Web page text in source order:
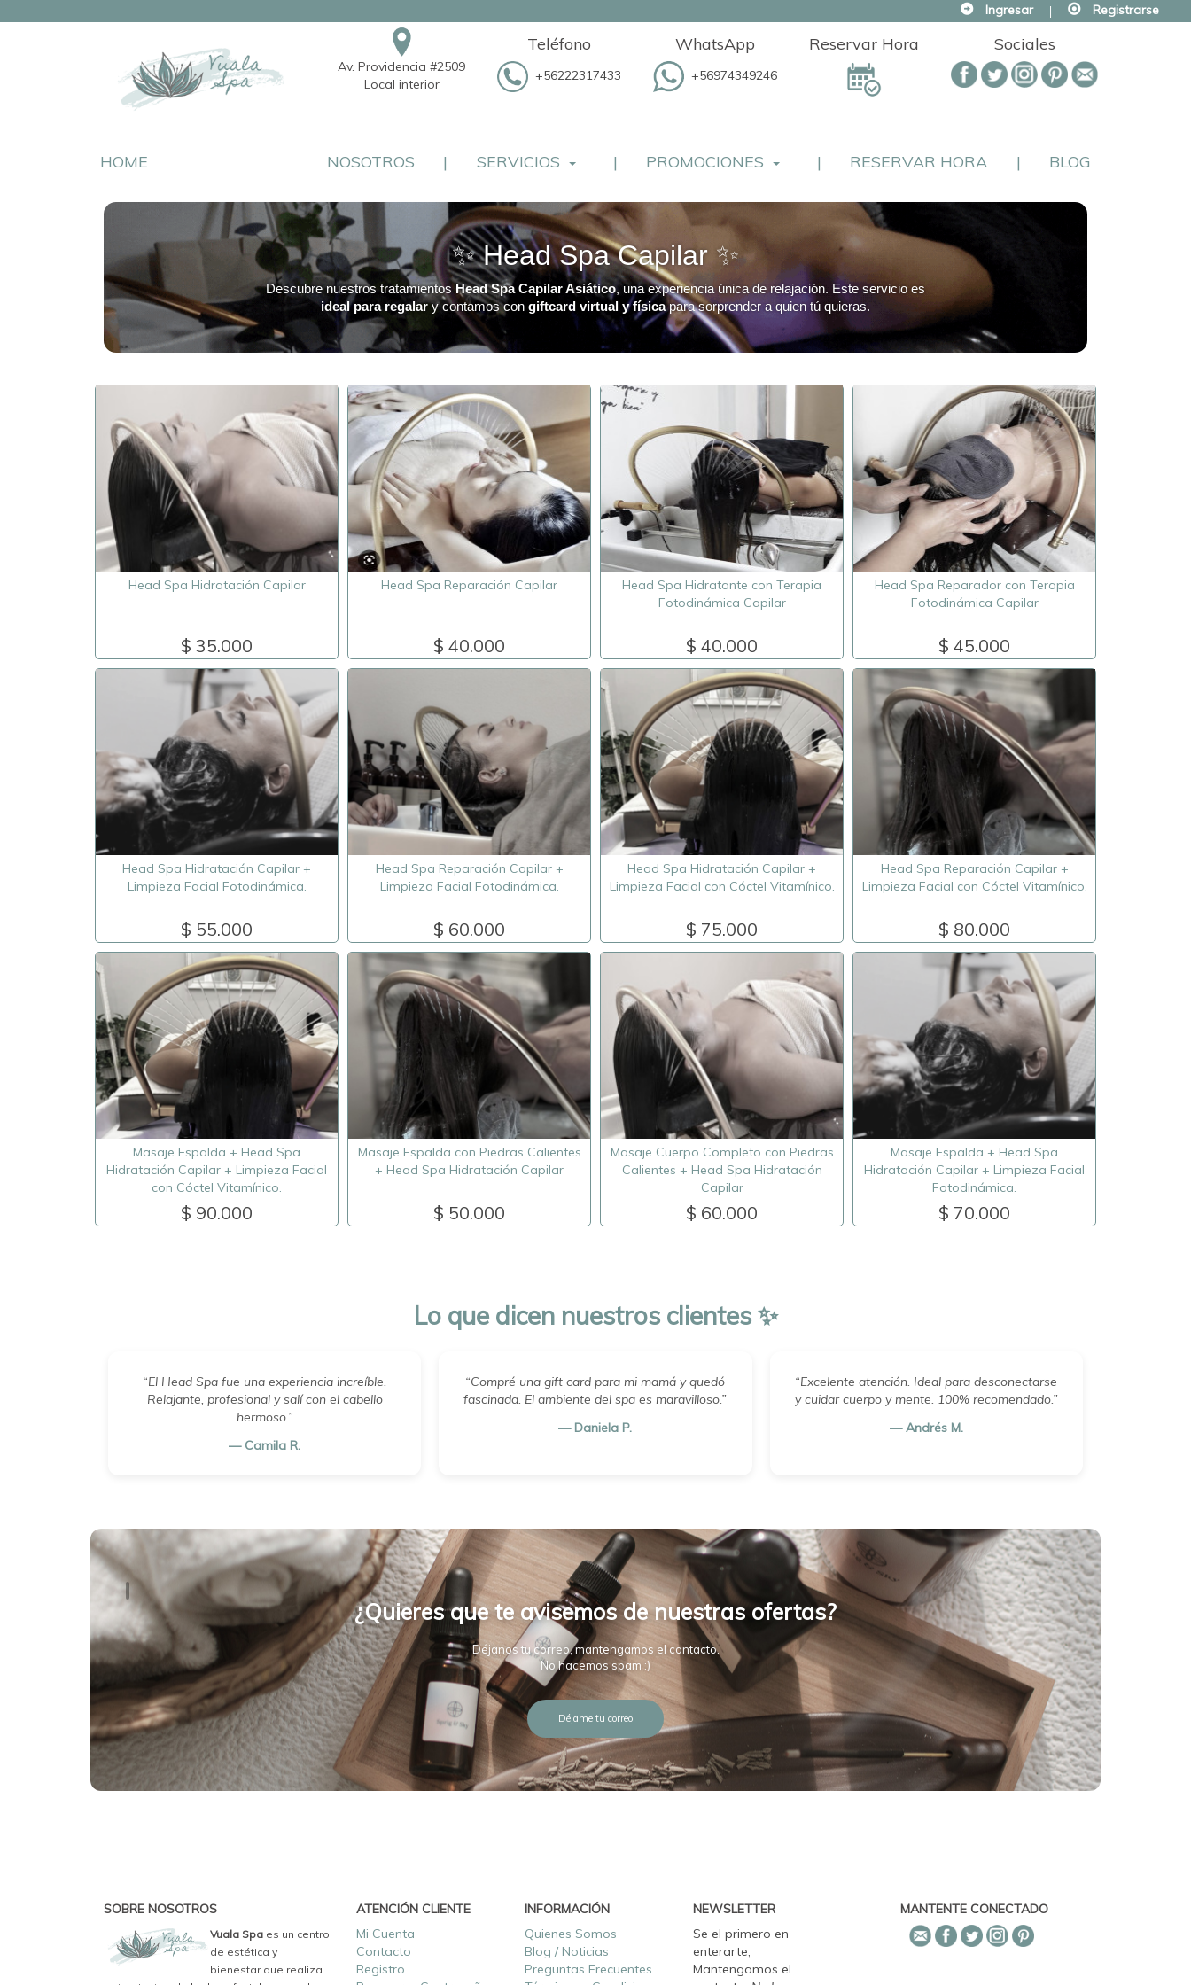
Ingresar | Registrarse
Av. Providencia #2509
Local interior
Teléfono
+56222317433
WhatsApp
+56974349246
Reservar Hora Sociales
HOME NOSOTROS | SERVICIOS | PROMOCIONES | RESERVAR HORA | BLOG
✨ Head Spa Capilar ✨
Descubre nuestros tratamientosHead Spa Capilar Asiático, una experiencia única de relajación. Este servicio es
ideal para regalary contamos con giftcard virtual y físicapara sorprender a quien tú quieras.
Head Spa Hidratación Capilar
$ 35.000
Head Spa Reparación Capilar
$ 40.000
Head Spa Hidratante con Terapia
Fotodinámica Capilar
$ 40.000
Head Spa Reparador con Terapia
Fotodinámica Capilar
$ 45.000
Head Spa Hidratación Capilar +
Limpieza Facial Fotodinámica.
$ 55.000
Head Spa Reparación Capilar +
Limpieza Facial Fotodinámica.
$ 60.000
Head Spa Hidratación Capilar +
Limpieza Facial con Cóctel Vitamínico.
$ 75.000
Head Spa Reparación Capilar +
Limpieza Facial con Cóctel Vitamínico.
$ 80.000
Masaje Espalda + Head Spa
Hidratación Capilar + Limpieza Facial
con Cóctel Vitamínico.
$ 90.000
Masaje Espalda con Piedras Calientes
+ Head Spa Hidratación Capilar
$ 50.000
Masaje Cuerpo Completo con Piedras
Calientes + Head Spa Hidratación
Capilar
$ 60.000
Masaje Espalda + Head Spa
Hidratación Capilar + Limpieza Facial
Fotodinámica.
$ 70.000
Lo que dicen nuestros clientes ✨
“El Head Spa fue una experiencia increíble.
Relajante, profesional y salí con el cabello
hermoso.”
— Camila R.
“Compré una gift card para mi mamá y quedó
fascinada. El ambiente del spa es maravilloso.”
— Daniela P.
“Excelente atención. Ideal para desconectarse
y cuidar cuerpo y mente. 100% recomendado.”
— Andrés M.
¿Quieres que te avisemos de nuestras ofertas?
Déjanos tu correo, mantengamos el contacto.
No hacemos spam :)
Déjame tu correo
SOBRE NOSOTROS
Vuala Spa es un centro
de estética y
bienestar que realiza
ATENCIÓN CLIENTE
Mi Cuenta
Contacto
Registro
INFORMACIÓN
Quienes Somos
Blog / Noticias
Preguntas Frecuentes
NEWSLETTER
Se el primero en
enterarte,
Mantengamos el
MANTENTE CONECTADO